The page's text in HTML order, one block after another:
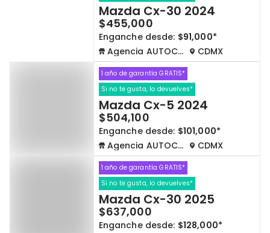
Mazda Cx-30 2024
$455,000
Enganche desde: $91,000*
Agencia AUTOCOM
CDMX
1 año de garantía GRATIS*
Si no te gusta, lo devuelves*
Mazda Cx-5 2024
$504,100
Enganche desde: $101,000*
Agencia AUTOCOM
CDMX
1 año de garantía GRATIS*
Si no te gusta, lo devuelves*
Mazda Cx-30 2025
$637,000
Enganche desde: $128,000*